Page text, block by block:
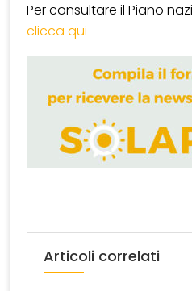
Per consultare il Piano
clicca qui
Articoli correlati